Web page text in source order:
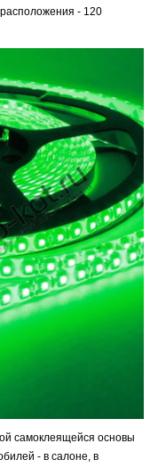
- 120
самоклеящейся основы
- в салоне, в